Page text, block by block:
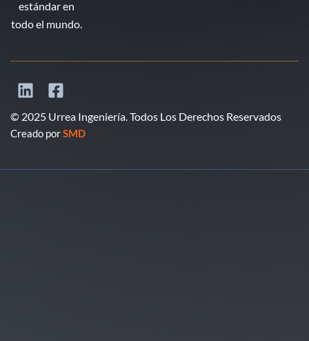
estándar en
todo el mundo.
© 2025 Urrea Ingeniería. Todos Los Derechos Reservados
Creado porSMD